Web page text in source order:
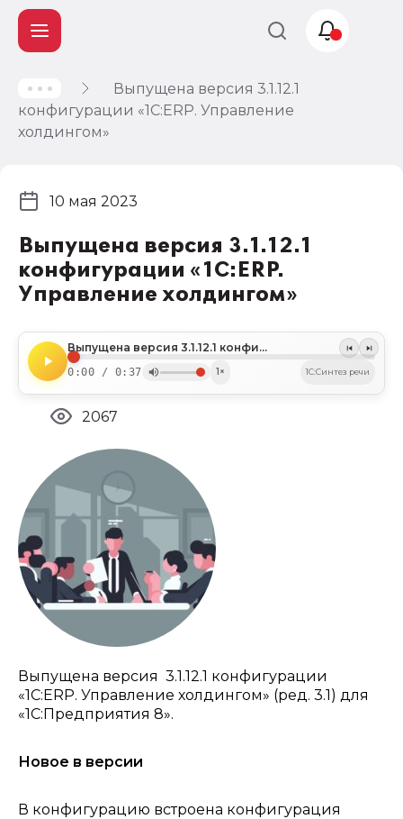
Выпущена версия 3.1.12.1
конфигурации «1С:ERP. Управление
холдингом»
Выпущена версия 3.1.12.1
конфигурации «1С:ERP.
Управление холдингом»
Выпущена версия 3.1.12.1 конфигурации «1С:ERP. Управление холдингом»
0:00 / 0:37 1× 1C:Синтез речи
10 мая 2023
2067
Выпущена версия 3.1.12.1 конфигурации
«1С:ERP. Управление холдингом» (ред. 3.1) для
«1С:Предприятия 8».
Новое в версии
В конфигурацию встроена конфигурация
Учет и
налогообложение